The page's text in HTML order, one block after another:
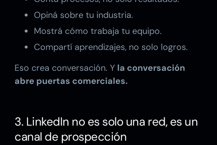
Opiná sobre tu industria.
Mostrá cómo trabaja tu equipo.
Compartí aprendizajes, no solo logros.
Eso crea conversación. Y la conversación
abre puertas comerciales.
3. LinkedIn no es solo una red, es un
canal de prospección